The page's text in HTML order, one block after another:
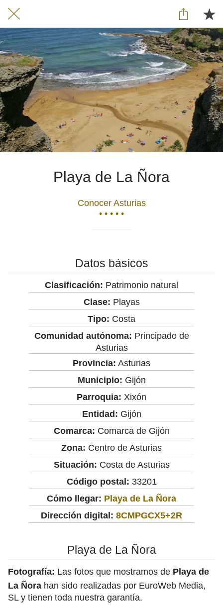
Playa de La Ñora
Conocer Asturias
• • • • •
Datos básicos
Clasificación: Patrimonio natural
Clase: Playas
Tipo: Costa
Comunidad autónoma: Principado de
Asturias
Provincia: Asturias
Municipio: Gijón
Parroquia: Xixón
Entidad: Gijón
Comarca: Comarca de Gijón
Zona: Centro de Asturias
Situación: Costa de Asturias
Código postal: 33201
Cómo llegar: Playa de La Ñora
Dirección digital: 8CMPGCX5+2R
Playa de La Ñora
Fotografía: Las fotos que mostramos de Playa de
La Ñora han sido realizadas por EuroWeb Media,
SL y tienen toda nuestra garantía.